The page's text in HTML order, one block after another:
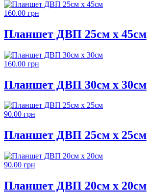
160.00 грн
Планшет ДВП 25см х 45см
160.00 грн
Планшет ДВП 30см х 30см
90.00 грн
Планшет ДВП 25см х 25см
90.00 грн
Планшет ДВП 20см х 20см